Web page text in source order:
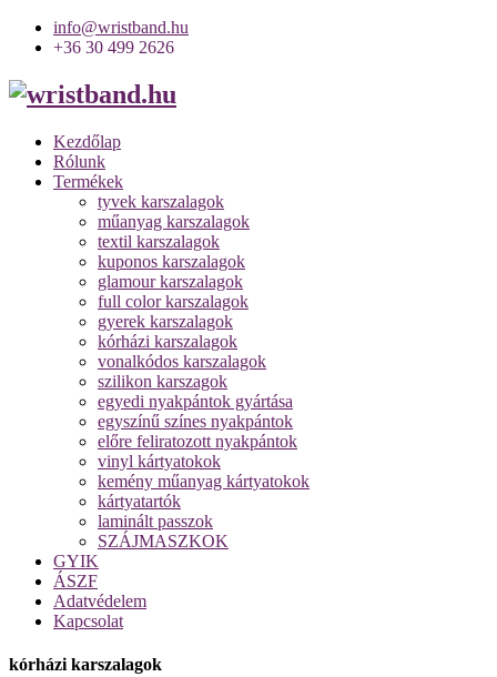
info@wristband.hu
+36 30 499 2626
Kezdőlap
Rólunk
Termékek
tyvek karszalagok
műanyag karszalagok
textil karszalagok
kuponos karszalagok
glamour karszalagok
full color karszalagok
gyerek karszalagok
kórházi karszalagok
vonalkódos karszalagok
szilikon karszagok
egyedi nyakpántok gyártása
egyszínű színes nyakpántok
előre feliratozott nyakpántok
vinyl kártyatokok
kemény műanyag kártyatokok
kártyatartók
laminált passzok
SZÁJMASZKOK
GYIK
ÁSZF
Adatvédelem
Kapcsolat
kórházi karszalagok